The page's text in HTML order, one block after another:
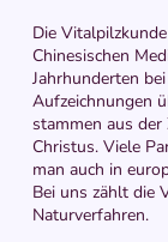
Die
Chinesischen
Jahrhunderten
Aufzeichnungen
stammen aus
Christus. Viele
man auch in
Bei uns zählt die
Naturverfahren.